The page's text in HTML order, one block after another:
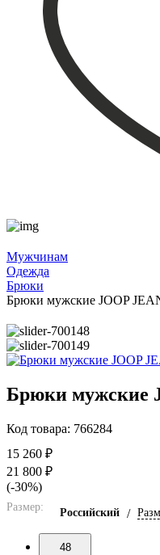
Мужчинам
Одежда
Брюки
Брюки мужские JOOP
Брюки мужские
Код товара: 766284
15 260 ₽
21 800 ₽
(-30%)
Размер: Российский /
48